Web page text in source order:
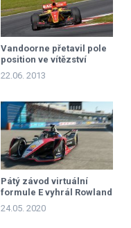
Vandoorne přetavil pole
position ve vítězství
22.06. 2013
Pátý závod virtuální
formule E vyhrál Rowland
24.05. 2020